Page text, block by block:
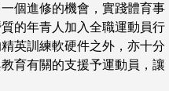
個進修的機會，實踐體育事
的年青人加入全職運動員行
英訓練軟硬件之外，亦十分
育有關的支援予運動員，讓